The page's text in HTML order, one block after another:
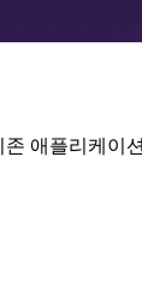
존 애플리케